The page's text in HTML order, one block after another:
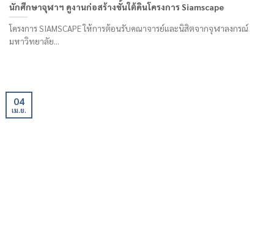
นักศึกษาจุฬาฯ ดูงานก่อสร้างชั้นใต้ดินโครงการ Siamscape
โครงการ SIAMSCAPE ให้การต้อนรับคณาจารย์และนิสิตจากจุฬาลงกรณ์
มหาวิทยาลัย...
04
เม.ย.